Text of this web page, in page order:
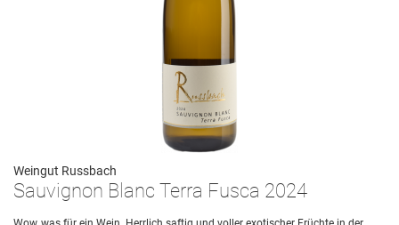
Weingut Russbach
Sauvignon Blanc Terra Fusca 2024